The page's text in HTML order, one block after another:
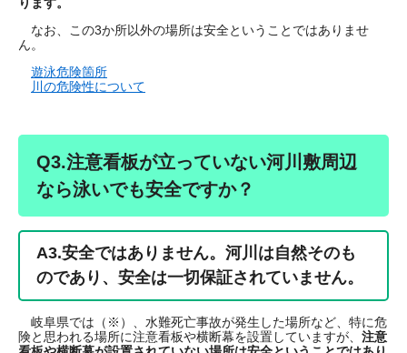
ります。
なお、この3か所以外の場所は安全ということではありませ
ん。
遊泳危険箇所
川の危険性について
Q3.注意看板が立っていない河川敷周辺
なら泳いでも安全ですか？
A3.安全ではありません。河川は自然そのも
のであり、安全は一切保証されていません。
岐阜県では（※）、水難死亡事故が発生した場所など、特に危
険と思われる場所に注意看板や横断幕を設置していますが、 注意